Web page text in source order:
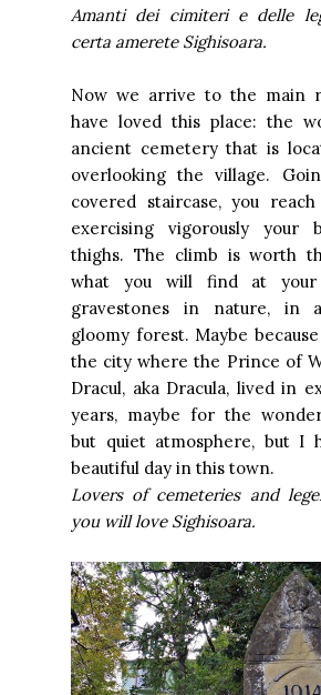
Amanti dei cimiteri e delle
certa amerete Sighisoara.
Now we arrive to the main
have loved this place: the
ancient cemetery that is
overlooking the village.
covered staircase, you
exercising vigorously your
thighs. The climb is worth
what you will find at your
gravestones in nature, in
gloomy forest. Maybe
the city where the Prince of
Dracul, aka Dracula, lived in
years, maybe for the
but quiet atmosphere, but I
beautiful day in this town.
Lovers of cemeteries and
you will love Sighisoara.